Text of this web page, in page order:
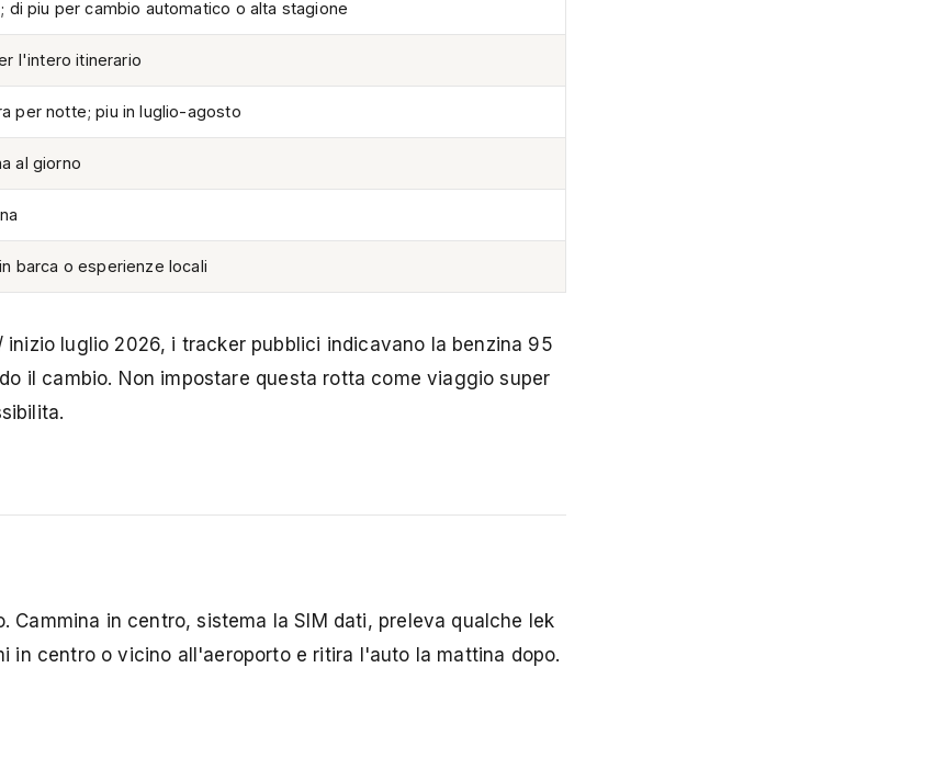
di piu per cambio automatico o alta stagione
l'intero itinerario
per notte; piu in luglio-agosto
al giorno
barca o esperienze locali
luglio 2026, i tracker pubblici indicavano la benzina 95
il cambio. Non impostare questa rotta come viaggio super
in centro, sistema la SIM dati, preleva qualche lek
in centro o vicino all'aeroporto e ritira l'auto la mattina dopo.